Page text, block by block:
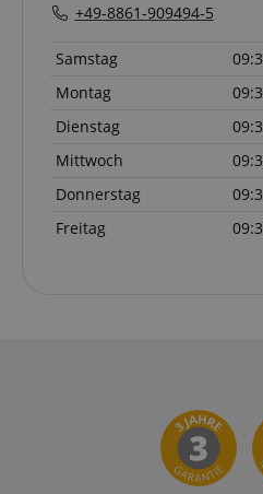
+49-8861-909494-5
Samstag
Montag
Dienstag
Mittwoch
Donnerstag
Freitag